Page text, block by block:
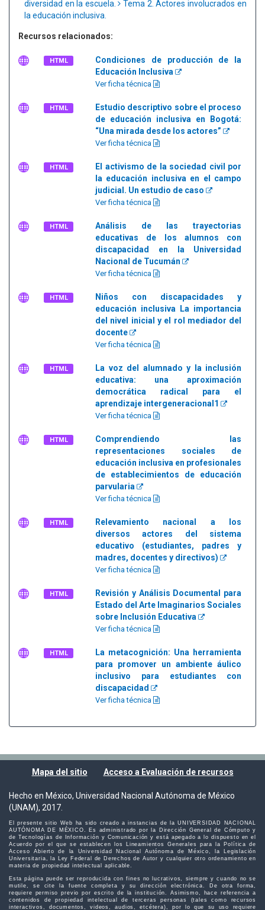
diversidad en la escuela.
Tema 2. Actores involucrados en
la educación inclusiva.
Recursos relacionados:
HTML
Condiciones de producción de la
Educación Inclusiva
Ver ficha técnica
HTML
Estudio descriptivo sobre el proceso
de educación inclusiva en Bogotá:
“Una mirada desde los actores”
Ver ficha técnica
HTML
El activismo de la sociedad civil por
la educación inclusiva en el campo
judicial. Un estudio de caso
Ver ficha técnica
HTML
Análisis de las trayectorias
educativas de los alumnos con
discapacidad en la Universidad
Nacional de Tucumán
Ver ficha técnica
HTML
Niños con discapacidades y
educación inclusiva La importancia
del nivel inicial y el rol mediador del
docente
Ver ficha técnica
HTML
La voz del alumnado y la inclusión
educativa: una aproximación
democrática radical para el
aprendizaje intergeneracional1
Ver ficha técnica
HTML
Comprendiendo las
representaciones sociales de
educación inclusiva en profesionales
de establecimientos de educación
parvularia
Ver ficha técnica
HTML
Relevamiento nacional a los
diversos actores del sistema
educativo (estudiantes, padres y
madres, docentes y directivos)
Ver ficha técnica
HTML
Revisión y Análisis Documental para
Estado del Arte Imaginarios Sociales
sobre Inclusión Educativa
Ver ficha técnica
HTML
La metacognición: Una herramienta
para promover un ambiente áulico
inclusivo para estudiantes con
discapacidad
Ver ficha técnica
Mapa del sitio Acceso a Evaluación de recursos
Hecho en México, Universidad Nacional Autónoma de México
(UNAM), 2017.
El presente sitio Web ha sido creado a instancias de la UNIVERSIDAD NACIONAL
AUTÓNOMA DE MÉXICO. Es administrado por la Dirección General de Cómputo y
de Tecnologías de Información y Comunicación y está apegado a lo dispuesto en el
Acuerdo por el que se establecen los Lineamientos Generales para la Política de
Acceso Abierto de la Universidad Nacional Autónoma de México, la Legislación
Universitaria, la Ley Federal de Derechos de Autor y cualquier otro ordenamiento en
materia de propiedad intelectual aplicable.
Esta página puede ser reproducida con fines no lucrativos, siempre y cuando no se
mutile, se cite la fuente completa y su dirección electrónica. De otra forma,
requiere permiso previo por escrito de la institución. Asimismo, hace referencia a
contenidos de propiedad intelectual de terceras personas (tales como recursos
interactivos, documentos, videos, audios, etcétera), por lo que su uso requiere